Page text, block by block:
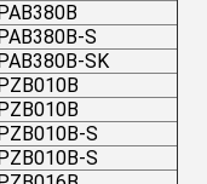
S
SK
S
S